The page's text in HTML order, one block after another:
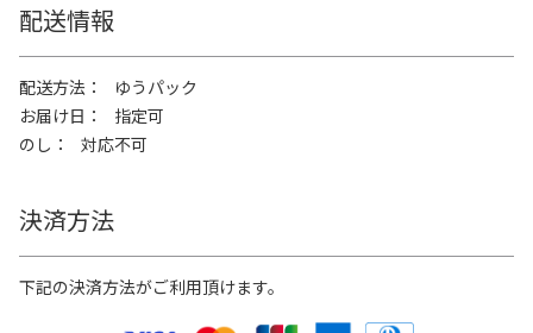
配送情報
配送方法
ゆうパック
お届け日
指定可
のし
対応不可
決済方法
下記の決済方法がご利用頂けます。